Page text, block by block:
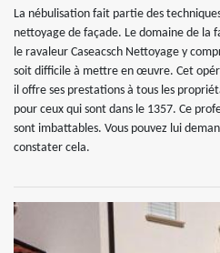
La nébulisation fait partie des
nettoyage de façade. Le domaine de la
le ravaleur Caseacsch Nettoyage y
soit difficile à mettre en œuvre. Cet
il offre ses prestations à tous les
pour ceux qui sont dans le 1357. Ce
sont imbattables. Vous pouvez lui
constater cela.